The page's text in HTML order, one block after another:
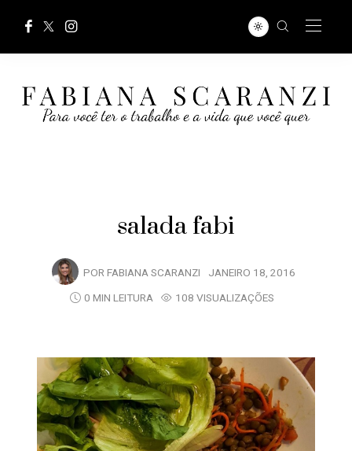
salada fabi
POR FABIANA SCARANZI JANEIRO 18, 2016
0 MIN LEITURA
108 VISUALIZAÇÕES